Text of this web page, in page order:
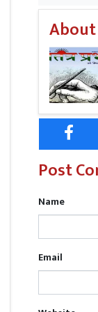
मिली
चौराहे पर
Post
Name
Email